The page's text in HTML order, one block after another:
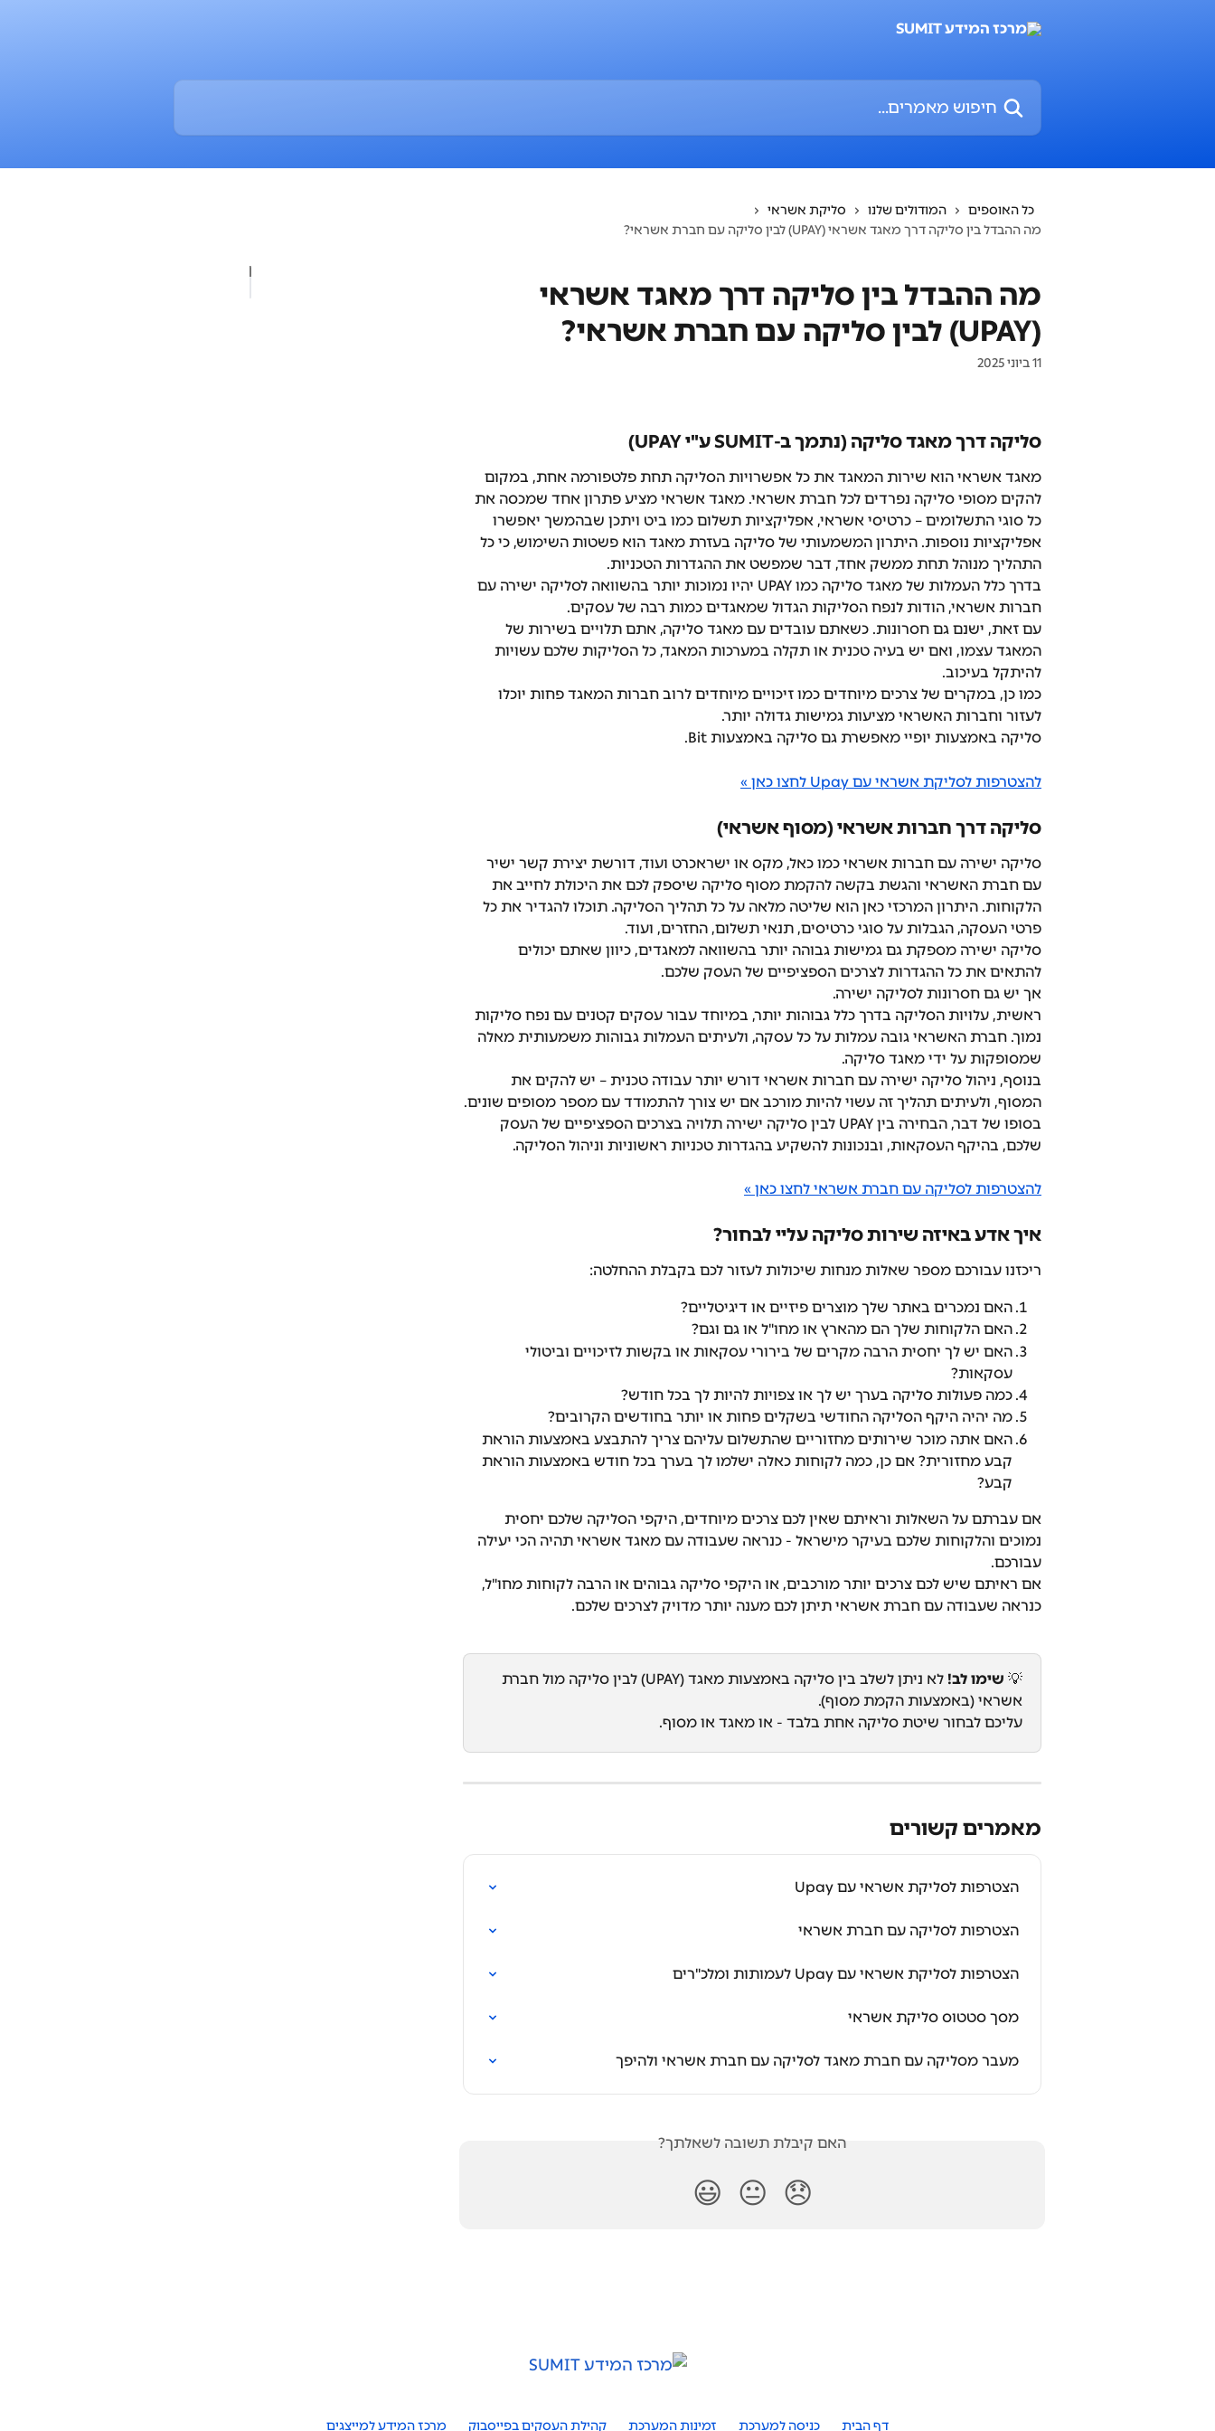
חיפוש מאמרים...
כל האוספים המודולים שלנו
סליקת אשראי
מה ההבדל בין סליקה דרך מאגד אשראי (UPAY) לבין סליקה עם חברת אשראי?
מה ההבדל בין סליקה דרך מאגד אשראי
(UPAY) לבין סליקה עם חברת אשראי?
11 ביוני 2025
סליקה דרך מאגד סליקה (נתמך ב-SUMIT ע"י UPAY)
מאגד אשראי הוא שירות המאגד את כל אפשרויות הסליקה תחת פלטפורמה אחת, במקום
להקים מסופי סליקה נפרדים לכל חברת אשראי. מאגד אשראי מציע פתרון אחד שמכסה את
כל סוגי התשלומים – כרטיסי אשראי, אפליקציות תשלום כמו ביט ויתכן שבהמשך יאפשרו
אפליקציות נוספות. היתרון המשמעותי של סליקה בעזרת מאגד הוא פשטות השימוש, כי כל
התהליך מנוהל תחת ממשק אחד, דבר שמפשט את ההגדרות הטכניות.
בדרך כלל העמלות של מאגד סליקה כמו UPAY יהיו נמוכות יותר בהשוואה לסליקה ישירה עם
חברות אשראי, הודות לנפח הסליקות הגדול שמאגדים כמות רבה של עסקים.
עם זאת, ישנם גם חסרונות. כשאתם עובדים עם מאגד סליקה, אתם תלויים בשירות של
המאגד עצמו, ואם יש בעיה טכנית או תקלה במערכות המאגד, כל הסליקות שלכם עשויות
להיתקל בעיכוב.
כמו כן, במקרים של צרכים מיוחדים כמו זיכויים מיוחדים לרוב חברות המאגד פחות יוכלו
לעזור וחברות האשראי מציעות גמישות גדולה יותר.
סליקה באמצעות יופיי מאפשרת גם סליקה באמצעות Bit.
להצטרפות לסליקת אשראי עם Upay לחצו כאן »
סליקה דרך חברות אשראי (מסוף אשראי)
סליקה ישירה עם חברות אשראי כמו כאל, מקס או ישראכרט ועוד, דורשת יצירת קשר ישיר
עם חברת האשראי והגשת בקשה להקמת מסוף סליקה שיספק לכם את היכולת לחייב את
הלקוחות. היתרון המרכזי כאן הוא שליטה מלאה על כל תהליך הסליקה. תוכלו להגדיר את כל
פרטי העסקה, הגבלות על סוגי כרטיסים, תנאי תשלום, החזרים, ועוד.
סליקה ישירה מספקת גם גמישות גבוהה יותר בהשוואה למאגדים, כיוון שאתם יכולים
להתאים את כל ההגדרות לצרכים הספציפיים של העסק שלכם.
אך יש גם חסרונות לסליקה ישירה.
ראשית, עלויות הסליקה בדרך כלל גבוהות יותר, במיוחד עבור עסקים קטנים עם נפח סליקות
נמוך. חברת האשראי גובה עמלות על כל עסקה, ולעיתים העמלות גבוהות משמעותית מאלה
שמסופקות על ידי מאגד סליקה.
בנוסף, ניהול סליקה ישירה עם חברות אשראי דורש יותר עבודה טכנית – יש להקים את
המסוף, ולעיתים תהליך זה עשוי להיות מורכב אם יש צורך להתמודד עם מספר מסופים שונים.
בסופו של דבר, הבחירה בין UPAY לבין סליקה ישירה תלויה בצרכים הספציפיים של העסק
שלכם, בהיקף העסקאות, ובנכונות להשקיע בהגדרות טכניות ראשוניות וניהול הסליקה.
להצטרפות לסליקה עם חברת אשראי לחצו כאן »
איך אדע באיזה שירות סליקה עליי לבחור?
ריכזנו עבורכם מספר שאלות מנחות שיכולות לעזור לכם בקבלת ההחלטה:
האם נמכרים באתר שלך מוצרים פיזיים או דיגיטליים?
האם הלקוחות שלך הם מהארץ או מחו"ל או גם וגם?
האם יש לך יחסית הרבה מקרים של בירורי עסקאות או בקשות לזיכויים וביטולי
עסקאות?
כמה פעולות סליקה בערך יש לך או צפויות להיות לך בכל חודש?
מה יהיה היקף הסליקה החודשי בשקלים פחות או יותר בחודשים הקרובים?
האם אתה מוכר שירותים מחזוריים שהתשלום עליהם צריך להתבצע באמצעות הוראת
קבע מחזורית? אם כן, כמה לקוחות כאלה ישלמו לך בערך בכל חודש באמצעות הוראת
קבע?
אם עברתם על השאלות וראיתם שאין לכם צרכים מיוחדים, היקפי הסליקה שלכם יחסית
נמוכים והלקוחות שלכם בעיקר מישראל - כנראה שעבודה עם מאגד אשראי תהיה הכי יעילה
עבורכם.
אם ראיתם שיש לכם צרכים יותר מורכבים, או היקפי סליקה גבוהים או הרבה לקוחות מחו"ל,
כנראה שעבודה עם חברת אשראי תיתן לכם מענה יותר מדויק לצרכים שלכם.
💡 שימו לב!
לא ניתן לשלב בין סליקה באמצעות מאגד (UPAY) לבין סליקה מול חברת
אשראי (באמצעות הקמת מסוף).
עליכם לבחור שיטת סליקה אחת בלבד - או מאגד או מסוף.
מאמרים קשורים
הצטרפות לסליקת אשראי עם Upay
הצטרפות לסליקה עם חברת אשראי
הצטרפות לסליקת אשראי עם Upay לעמותות ומלכ"רים
מסך סטטוס סליקת אשראי
מעבר מסליקה עם חברת מאגד לסליקה עם חברת אשראי ולהיפך
האם קיבלת תשובה לשאלתך?
😞
😐
😃
דף הבית כניסה למערכת זמינות המערכת קהילת העסקים בפייסבוק מרכז המידע למייצגים